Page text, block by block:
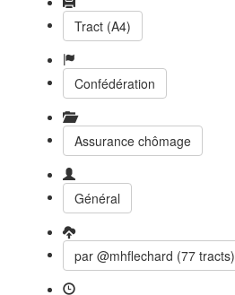
Tract (A4)
Confédération
Assurance chômage
Général
par @mhflechard (77 tracts)